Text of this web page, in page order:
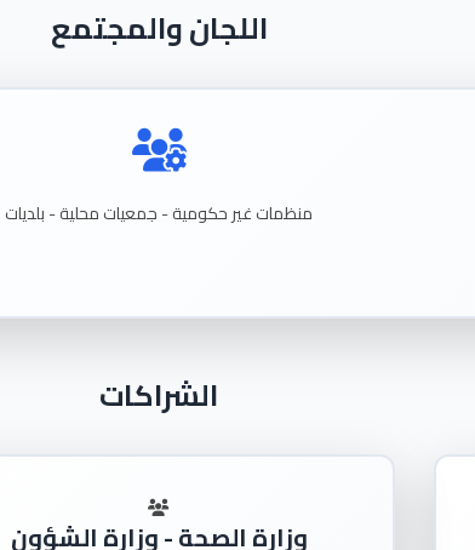
اللجان والمجتمع
منظماتغيرحكومية - جمعياتمحلية - بلديات
الشراكات
وزارة الصحة - وزارة الشؤون